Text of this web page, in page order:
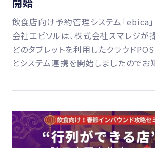
飲食店向け予約管理システム「ebica
会社エビソルは、株式会社スマレジが
どのタブレットを利用したクラウドPOS
とシステム連携を開始しましたのでお